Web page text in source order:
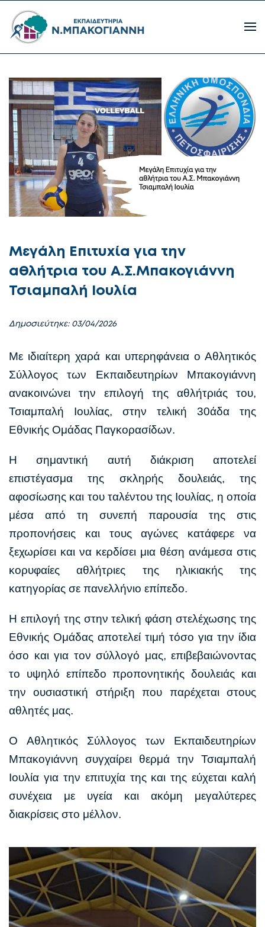
Μεγάλη Επιτυχία για την
αθλήτρια του Α.Σ.Μπακογιάννη
Τσιαμπαλή Ιουλία
Δημοσιεύτηκε: 03/04/2026
Με ιδιαίτερη χαρά και υπερηφάνεια ο Αθλητικός
Σύλλογος των Εκπαιδευτηρίων Μπακογιάννη
ανακοινώνει την επιλογή της αθλήτριάς του,
Τσιαμπαλή Ιουλίας, στην τελική 30άδα της
Εθνικής Ομάδας Παγκορασίδων.
Η σημαντική αυτή διάκριση αποτελεί
επιστέγασμα της σκληρής δουλειάς, της
αφοσίωσης και του ταλέντου της Ιουλίας, η οποία
μέσα από τη συνεπή παρουσία της στις
προπονήσεις και τους αγώνες κατάφερε να
ξεχωρίσει και να κερδίσει μια θέση ανάμεσα στις
κορυφαίες αθλήτριες της ηλικιακής της
κατηγορίας σε πανελλήνιο επίπεδο.
Η επιλογή της στην τελική φάση στελέχωσης της
Εθνικής Ομάδας αποτελεί τιμή τόσο για την ίδια
όσο και για τον σύλλογό μας, επιβεβαιώνοντας
το υψηλό επίπεδο προπονητικής δουλειάς και
την ουσιαστική στήριξη που παρέχεται στους
αθλητές μας.
Ο Αθλητικός Σύλλογος των Εκπαιδευτηρίων
Μπακογιάννη συγχαίρει θερμά την Τσιαμπαλή
Ιουλία για την επιτυχία της και της εύχεται καλή
συνέχεια με υγεία και ακόμη μεγαλύτερες
διακρίσεις στο μέλλον.